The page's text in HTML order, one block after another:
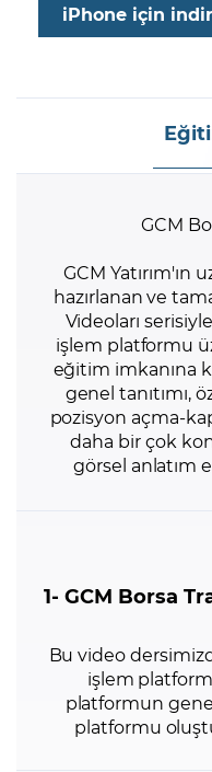
iPhone için indir
GCM
GCM Yatırım'ın
hazırlanan ve
Videoları
işlem platformu
eğitim imkanına
genel tanıtımı,
pozisyon açma-
daha bir çok
görsel anlatım
1- GCM Borsa
Bu video
işlem
platformun
platformu